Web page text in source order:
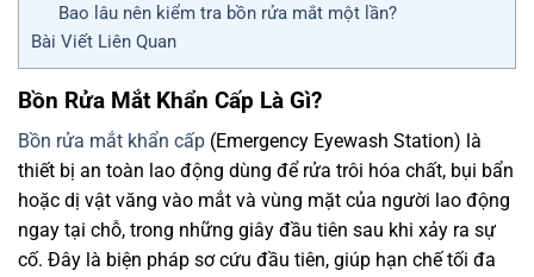
Bao lâu nên kiểm tra bồn rửa mắt một lần?
Bài Viết Liên Quan
Bồn Rửa Mắt Khẩn Cấp Là Gì?
Bồn rửa mắt khẩn cấp (Emergency Eyewash Station) là
thiết bị an toàn lao động dùng để rửa trôi hóa chất, bụi bẩn
hoặc dị vật văng vào mắt và vùng mặt của người lao động
ngay tại chỗ, trong những giây đầu tiên sau khi xảy ra sự
cố. Đây là biện pháp sơ cứu đầu tiên, giúp hạn chế tối đa